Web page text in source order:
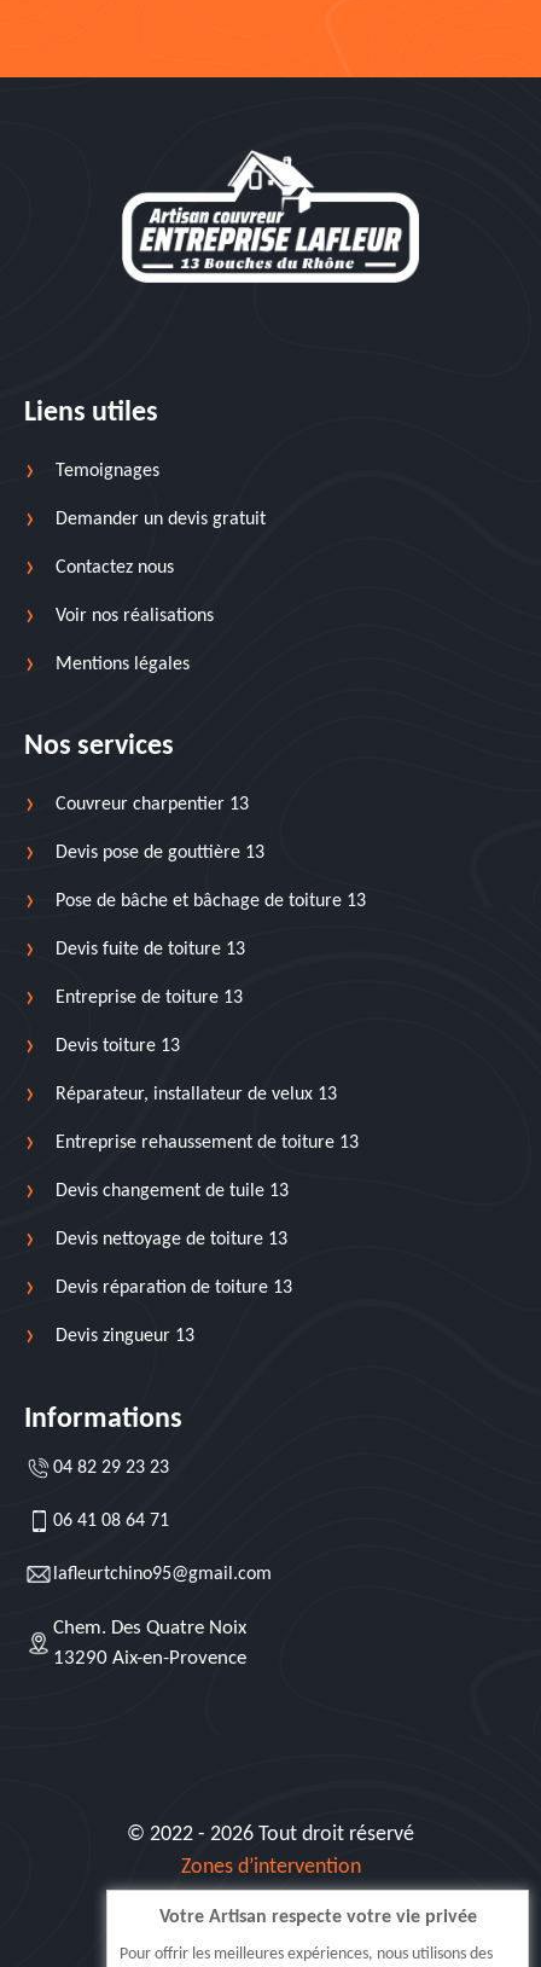
Liens utiles
Temoignages
Demander un devis gratuit
Contactez nous
Voir nos réalisations
Mentions légales
Nos services
Couvreur charpentier 13
Devis pose de gouttière 13
Pose de bâche et bâchage de toiture 13
Devis fuite de toiture 13
Entreprise de toiture 13
Devis toiture 13
Réparateur, installateur de velux 13
Entreprise rehaussement de toiture 13
Devis changement de tuile 13
Devis nettoyage de toiture 13
Devis réparation de toiture 13
Devis zingueur 13
Informations
04 82 29 23 23
06 41 08 64 71
lafleurtchino95@gmail.com
Chem. Des Quatre Noix
13290 Aix-en-Provence
© 2022 - 2026 Tout droit réservé
Zones d’intervention
Siret: 515 062 404 000 30
Votre Artisan respecte votre vie privée
Pour offrir les meilleures expériences, nous utilisons des